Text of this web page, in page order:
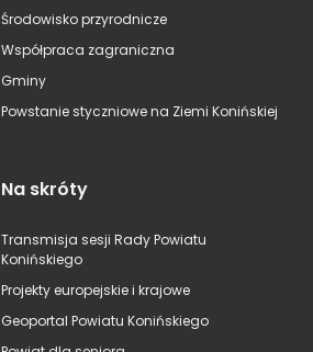
Środowisko przyrodnicze
Współpraca zagraniczna
Gminy
Powstanie styczniowe na Ziemi Konińskiej
Na skróty
Transmisja sesji Rady Powiatu
Konińskiego
Projekty europejskie i krajowe
Geoportal Powiatu Konińskiego